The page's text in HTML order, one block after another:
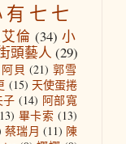
有七七
倫 (34) 小
頭藝人 (29)
阿貝 (21) 郭雪
(15) 天使蛋捲
子 (14) 阿部寬
畢卡索 (13)
蔡瑞月 (11) 陳